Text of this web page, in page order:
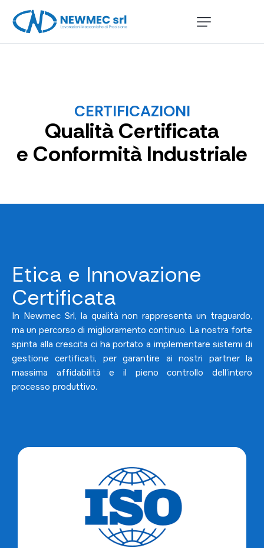
CERTIFICAZIONI
Qualità Certificata
e Conformità Industriale
Etica e Innovazione
Certificata
In Newmec Srl, la qualità non rappresenta un traguardo,
ma un percorso di miglioramento continuo. La nostra forte
spinta alla crescita ci ha portato a implementare sistemi di
gestione certificati, per garantire ai nostri partner la
massima affidabilità e il pieno controllo dell’intero
processo produttivo.